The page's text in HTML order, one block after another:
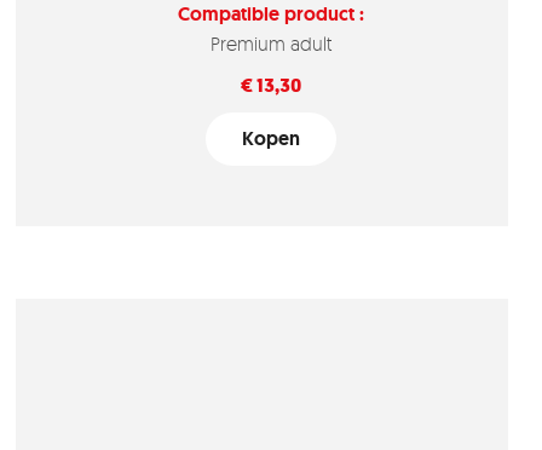
Compatible product :
Premium adult
Prijs
€ 13,30
Kopen